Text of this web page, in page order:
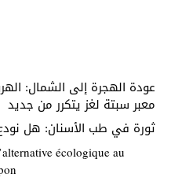
عودة الهجرة إلى الشمال:
معبر سبتة لغز يتكرر من جديد
ثورة في طب الأسنان: هل
écologique au